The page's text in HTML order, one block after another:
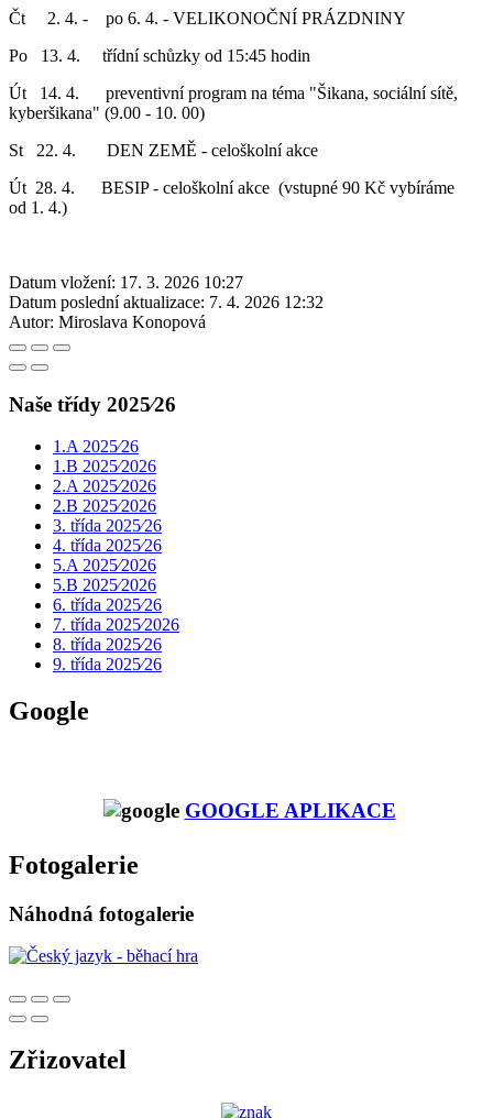
Čt 2. 4. - po 6. 4. - VELIKONOČNÍ PRÁZDNINY
Po 13. 4. třídní schůzky od 15:45 hodin
Út 14. 4. preventivní program na téma "Šikana, sociální sítě,
kyberšikana" (9.00 - 10. 00)
St 22. 4. DEN ZEMĚ - celoškolní akce
Út 28. 4. BESIP - celoškolní akce (vstupné 90 Kč vybíráme
od 1. 4.)
Datum vložení: 17. 3. 2026 10:27
Datum poslední aktualizace: 7. 4. 2026 12:32
Autor: Miroslava Konopová
Naše třídy 2025⁄26
1.A 2025⁄26
1.B 2025⁄2026
2.A 2025⁄2026
2.B 2025⁄2026
3. třída 2025⁄26
4. třída 2025⁄26
5.A 2025⁄2026
5.B 2025⁄2026
6. třída 2025⁄26
7. třída 2025⁄2026
8. třída 2025⁄26
9. třída 2025⁄26
Google
GOOGLE APLIKACE
Fotogalerie
Náhodná fotogalerie
Zřizovatel